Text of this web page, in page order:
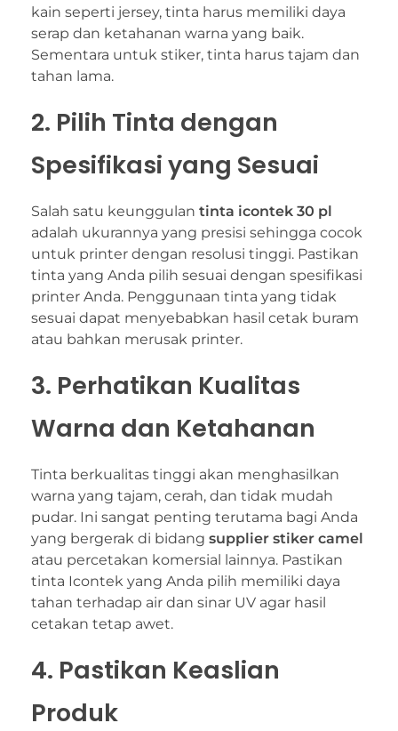
kain seperti jersey, tinta harus memiliki daya
serap dan ketahanan warna yang baik.
Sementara untuk stiker, tinta harus tajam dan
tahan lama.
2. Pilih Tinta dengan
Spesifikasi yang Sesuai
Salah satu keunggulan tinta icontek 30 pl
adalah ukurannya yang presisi sehingga cocok
untuk printer dengan resolusi tinggi. Pastikan
tinta yang Anda pilih sesuai dengan spesifikasi
printer Anda. Penggunaan tinta yang tidak
sesuai dapat menyebabkan hasil cetak buram
atau bahkan merusak printer.
3. Perhatikan Kualitas
Warna dan Ketahanan
Tinta berkualitas tinggi akan menghasilkan
warna yang tajam, cerah, dan tidak mudah
pudar. Ini sangat penting terutama bagi Anda
yang bergerak di bidang supplier stiker camel
atau percetakan komersial lainnya. Pastikan
tinta Icontek yang Anda pilih memiliki daya
tahan terhadap air dan sinar UV agar hasil
cetakan tetap awet.
4. Pastikan Keaslian
Produk